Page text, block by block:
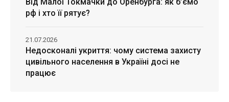
рф і хто її рятує?
Недосконалі укриття: чому система захисту
цивільного населення в Україні досі не
працює
21.07.2026